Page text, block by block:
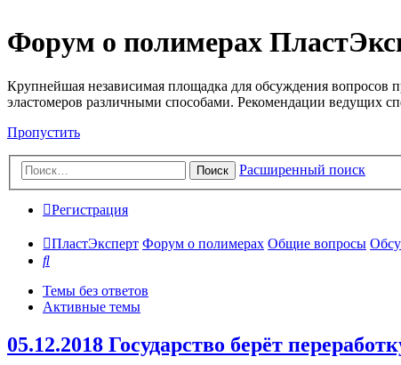
Форум о полимерах
Крупнейшая независимая площадка для обсуждения вопросов
эластомеров различными способами. Рекомендации ведущих
Пропустить
Поиск Расширенный поиск
Регистрация
ПластЭксперт Форум о полимерах Общие вопросы
Поиск
Темы без ответов
Активные темы
05.12.2018 Государство берёт